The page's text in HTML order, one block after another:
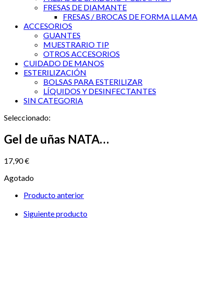
FRESAS DE DIAMANTE
FRESAS / BROCAS DE FORMA LLAMA
ACCESORIOS
GUANTES
MUESTRARIO TIP
OTROS ACCESORIOS
CUIDADO DE MANOS
ESTERILIZACIÓN
BOLSAS PARA ESTERILIZAR
LÍQUIDOS Y DESINFECTANTES
SIN CATEGORIA
Seleccionado:
Gel de uñas NATA…
17,90€
Agotado
Producto anterior
Siguiente producto